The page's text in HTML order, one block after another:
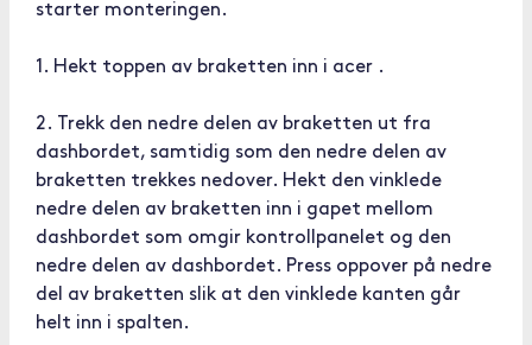
starter monteringen.
1. Hekt toppen av braketten inn i acer .
2. Trekk den nedre delen av braketten ut fra
dashbordet, samtidig som den nedre delen av
braketten trekkes nedover. Hekt den vinklede
nedre delen av braketten inn i gapet mellom
dashbordet som omgir kontrollpanelet og den
nedre delen av dashbordet. Press oppover på nedre
del av braketten slik at den vinklede kanten går
helt inn i spalten.